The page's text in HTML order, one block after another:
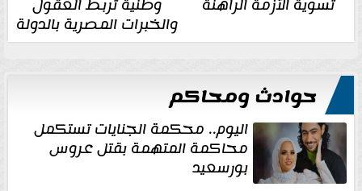
والخبرات المصرية بالدولة
حوادث ومحاكم
اليوم.. محكمة الجنايات تستكمل
محاكمة المتهمة بقتل عروس
بورسعيد